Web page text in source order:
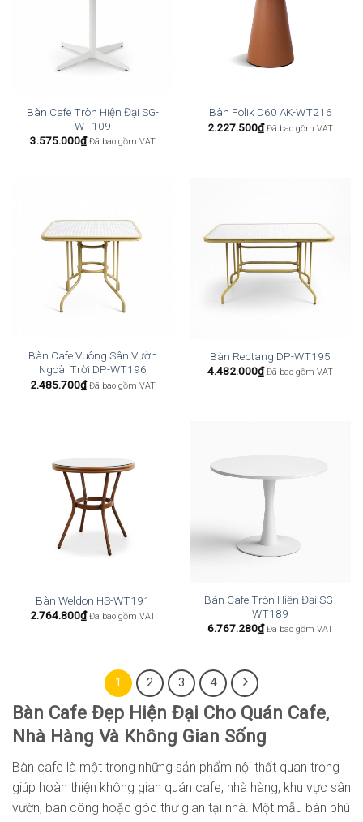
Bàn Cafe Tròn Hiện Đại SG-
WT109
3.575.000₫ Đã bao gồm VAT
Bàn Folik D60 AK-WT216
2.227.500₫ Đã bao gồm VAT
Bàn Cafe Vuông Sân Vườn
Ngoài Trời DP-WT196
2.485.700₫ Đã bao gồm VAT
Bàn Rectang DP-WT195
4.482.000₫ Đã bao gồm VAT
Bàn Weldon HS-WT191
2.764.800₫ Đã bao gồm VAT
Bàn Cafe Tròn Hiện Đại SG-
WT189
6.767.280₫ Đã bao gồm VAT
1 2 3 4
Bàn Cafe Đẹp Hiện Đại Cho Quán Cafe,
Nhà Hàng Và Không Gian Sống
Bàn cafe là một trong những sản phẩm nội thất quan trọng
giúp hoàn thiện không gian quán cafe, nhà hàng, khu vực sân
vườn, ban công hoặc góc thư giãn tại nhà. Một mẫu bàn phù